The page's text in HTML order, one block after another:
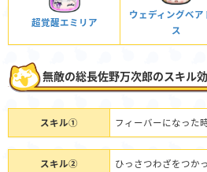
超覚醒エミリア
ウェディングベア
ス
無敵の総長佐野万次郎のスキル
スキル① フィーバーになった
スキル② ひっさつわざをつか